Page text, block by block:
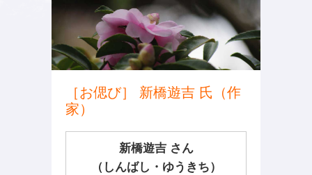
［お偲び］ 新橋遊吉 氏（作
家）
新橋遊吉 さん
（しんばし・ゆうきち）